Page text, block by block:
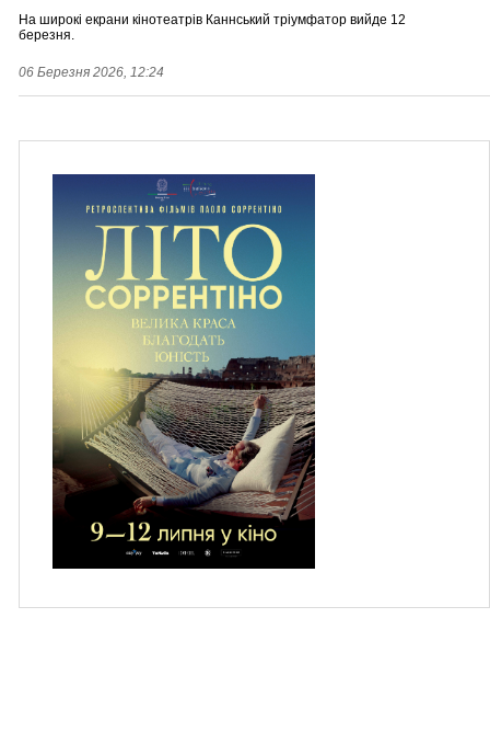
На широкі екрани кінотеатрів Каннський тріумфатор вийде 12
березня.
06 Березня 2026, 12:24